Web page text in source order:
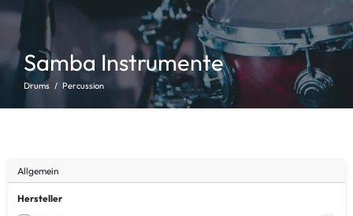
Samba Instrumente
Drums Percussion
Allgemein
Hersteller